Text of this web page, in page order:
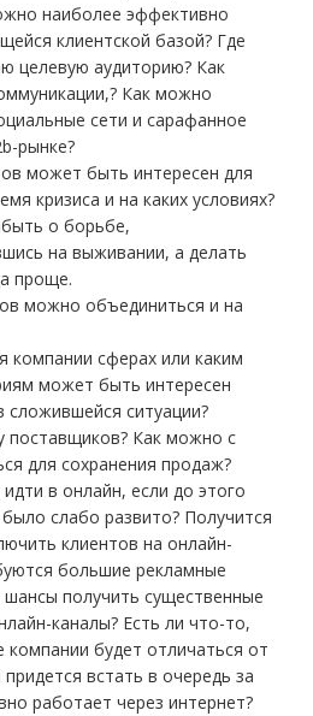
наиболее эффективно
клиентской базой? Где
целевую аудиторию? Как
Как можно
сети и сарафанное
рынке?
может быть интересен для
кризиса и на каких условиях?
о борьбе,
на выживании, а делать
проще.
можно объединиться и на
компании сферах или каким
может быть интересен
сложившейся ситуации?
поставщиков? Как можно с
для сохранения продаж?
в онлайн, если до этого
слабо развито? Получится
клиентов на онлайн-
большие рекламные
шансы получить существенные
каналы? Есть ли что-то,
будет отличаться от
встать в очередь за
работает через интернет?